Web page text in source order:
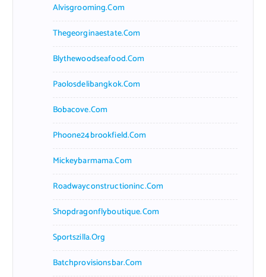
Alvisgrooming.com
Thegeorginaestate.com
Blythewoodseafood.com
Paolosdelibangkok.com
Bobacove.com
Phoone24brookfield.com
Mickeybarmama.com
Roadwayconstructioninc.com
Shopdragonflyboutique.com
Sportszilla.org
Batchprovisionsbar.com